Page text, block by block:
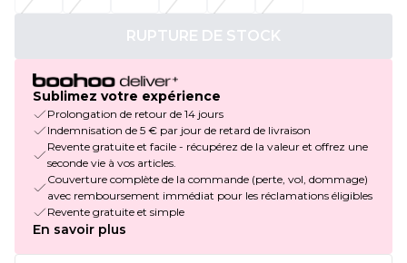
RUPTURE DE STOCK
Sublimez votre expérience
Prolongation de retour de 14 jours
Indemnisation de 5 € par jour de retard de livraison
Revente gratuite et facile - récupérez de la valeur et offrez une
seconde vie à vos articles.
Couverture complète de la commande (perte, vol, dommage)
avec remboursement immédiat pour les réclamations éligibles
Revente gratuite et simple
En savoir plus